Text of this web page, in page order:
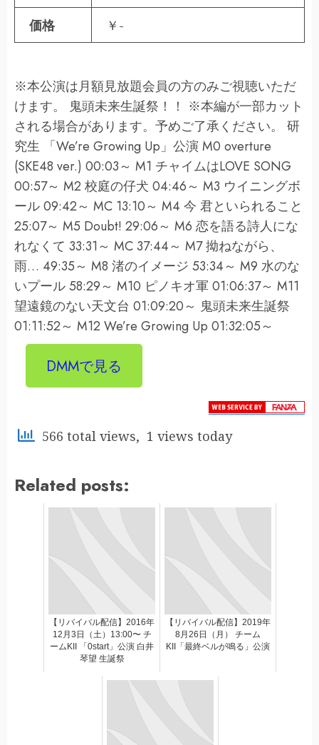
価格 ￥-
※本公演は月額見放題会員の方のみご視聴いただ
けます。 鬼頭未来生誕祭！！ ※本編が一部カット
される場合があります。予めご了承ください。 研
究生 「We’re Growing Up」公演 M0 overture
(SKE48 ver.) 00:03～ M1 チャイムはLOVE SONG
00:57～ M2 校庭の仔犬 04:46～ M3 ウイニングボ
ール 09:42～ MC 13:10～ M4 今 君といられること
25:07～ M5 Doubt! 29:06～ M6 恋を語る詩人にな
れなくて 33:31～ MC 37:44～ M7 拗ねながら、
雨… 49:35～ M8 渚のイメージ 53:34～ M9 水のな
いプール 58:29～ M10 ピノキオ軍 01:06:37～ M11
望遠鏡のない天文台 01:09:20～ 鬼頭未来生誕祭
01:11:52～ M12 We’re Growing Up 01:32:05～
DMMで見る
566 total views, 1 views today
Related posts:
【リバイバル配信】2016年
12月3日（土）13:00〜 チ
ームKII 「0start」公演 白井
琴望 生誕祭
【リバイバル配信】2019年
8月26日（月） チーム
KII「最終ベルが鳴る」公演